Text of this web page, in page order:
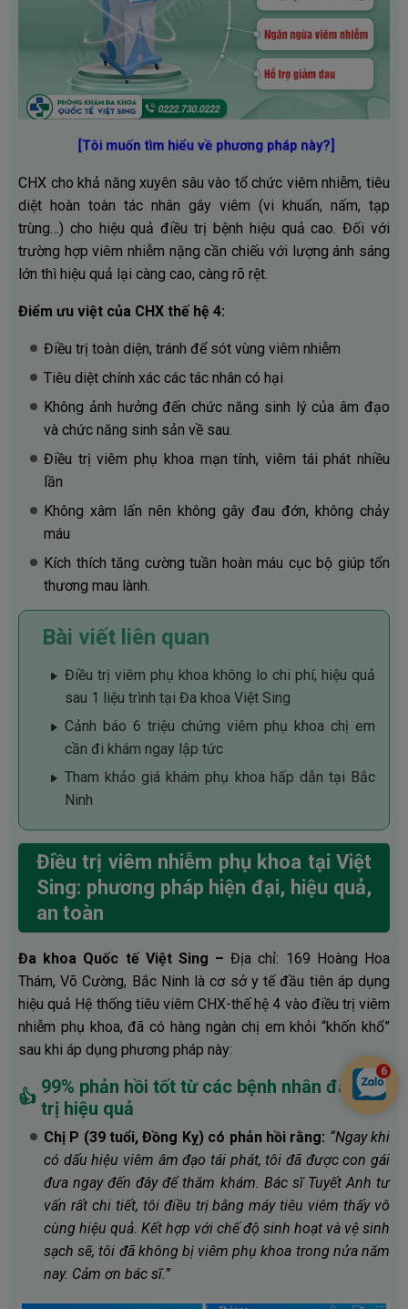
[Tôi muốn tìm hiểu về phương pháp này?]
CHX cho khả năng xuyên sâu vào tổ chức viêm nhiễm, tiêu
diệt hoàn toàn tác nhân gây viêm (vi khuẩn, nấm, tạp
trùng…) cho hiệu quả điều trị bệnh hiệu quả cao. Đối với
trường hợp viêm nhiễm nặng cần chiếu với lượng ánh sáng
lớn thì hiệu quả lại càng cao, càng rõ rệt.
Điểm ưu việt của CHX thế hệ 4:
Điều trị toàn diện, tránh để sót vùng viêm nhiễm
Tiêu diệt chính xác các tác nhân có hại
Không ảnh hưởng đến chức năng sinh lý của âm đạo
và chức năng sinh sản về sau.
Điều trị viêm phụ khoa mạn tính, viêm tái phát nhiều
lần
Không xâm lấn nên không gây đau đớn, không chảy
máu
Kích thích tăng cường tuần hoàn máu cục bộ giúp tổn
thương mau lành.
Bài viết liên quan
Điều trị viêm phụ khoa không lo chi phí, hiệu quả
sau 1 liệu trình tại Đa khoa Việt Sing
Cảnh báo 6 triệu chứng viêm phụ khoa chị em
cần đi khám ngay lập tức
Tham khảo giá khám phụ khoa hấp dẫn tại Bắc
Ninh
Điều trị viêm nhiễm phụ khoa tại Việt
Sing: phương pháp hiện đại, hiệu quả,
an toàn
Đa khoa Quốc tế Việt Sing – Địa chỉ: 169 Hoàng Hoa
Thám, Võ Cường, Bắc Ninh là cơ sở y tế đầu tiên áp dụng
hiệu quả Hệ thống tiêu viêm CHX-thế hệ 4 vào điều trị viêm
nhiễm phụ khoa, đã có hàng ngàn chị em khỏi “khốn khổ”
sau khi áp dụng phương pháp này:
👍 99% phản hồi tốt từ các bệnh nhân đã điều
trị hiệu quả
Chị P (39 tuổi, Đồng Kỵ) có phản hồi rằng: “Ngay khi
có dấu hiệu viêm âm đạo tái phát, tôi đã được con gái
đưa ngay đến đây để thăm khám. Bác sĩ Tuyết Anh tư
vấn rất chi tiết, tôi điều trị bằng máy tiêu viêm thấy vô
cùng hiệu quả. Kết hợp với chế độ sinh hoạt và vệ sinh
sạch sẽ, tôi đã không bị viêm phụ khoa trong nửa năm
nay. Cảm ơn bác sĩ.”